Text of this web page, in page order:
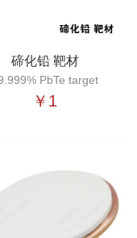
碲化铅 靶材
PbTe target
￥1